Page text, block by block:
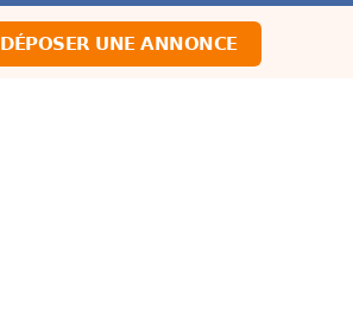
DÉPOSER UNE ANNONCE